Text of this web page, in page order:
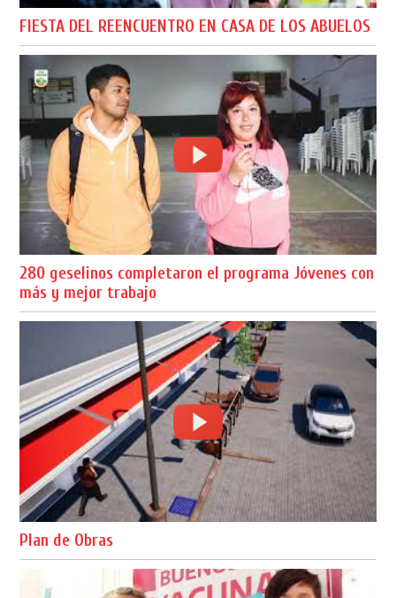
FIESTA DEL REENCUENTRO EN CASA DE LOS ABUELOS
280 geselinos completaron el programa Jóvenes con
más y mejor trabajo
Plan de Obras